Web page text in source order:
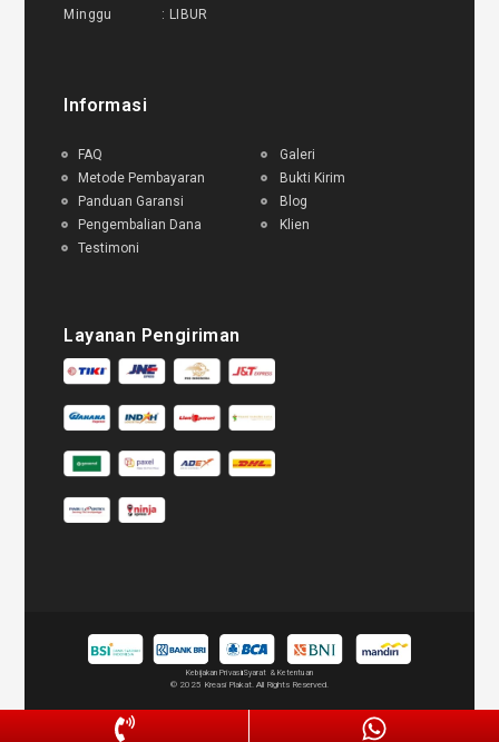
Minggu : LIBUR
Informasi
FAQ
Metode Pembayaran
Panduan Garansi
Pengembalian Dana
Testimoni
Galeri
Bukti Kirim
Blog
Klien
Layanan Pengiriman
Kebijakan PrivasiSyarat & Ketentuan
© 2025 Kreasi Plakat. All Rights Reserved.